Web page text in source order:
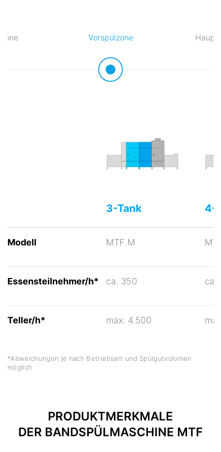
Vorspülzone
3-Tank 4-
Modell MTF M
Essensteilnehmer/h* ca. 350 ca.
Teller/h* max. 4.500
*Abweichungen je nach Betriebsart und Spülgutvolumen
möglich
PRODUKTMERKMALE
DER BANDSPÜLMASCHINE MTF